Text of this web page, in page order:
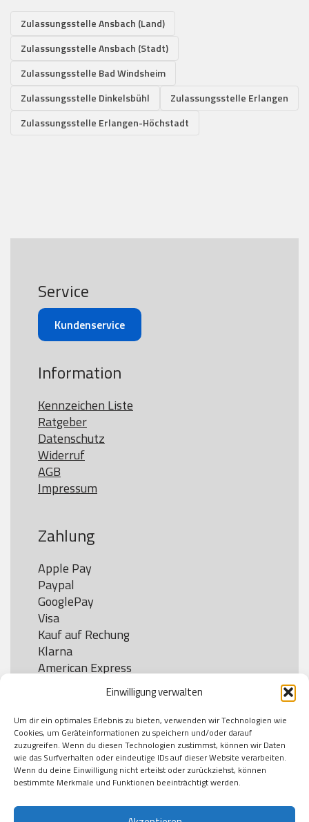
Einwilligung verwalten
Um dir ein optimales Erlebnis zu bieten, verwenden wir Technologien wie
Cookies, um Geräteinformationen zu speichern und/oder darauf
zuzugreifen. Wenn du diesen Technologien zustimmst, können wir Daten
wie das Surfverhalten oder eindeutige IDs auf dieser Website verarbeiten.
Wenn du deine Einwilligung nicht erteilst oder zurückziehst, können
bestimmte Merkmale und Funktionen beeinträchtigt werden.
Zulassungsstelle Ansbach (Land)
Zulassungsstelle Ansbach (Stadt)
Zulassungsstelle Bad Windsheim
Zulassungsstelle Dinkelsbühl
Zulassungsstelle Erlangen
Zulassungsstelle Erlangen-Höchstadt
Service
Kundenservice
Information
Kennzeichen Liste
Ratgeber
Datenschutz
Widerruf
AGB
Impressum
Zahlung
Apple Pay
Paypal
GooglePay
Visa
Kauf auf Rechung
Klarna
American Express
Versand
DHL
Klimaneutral